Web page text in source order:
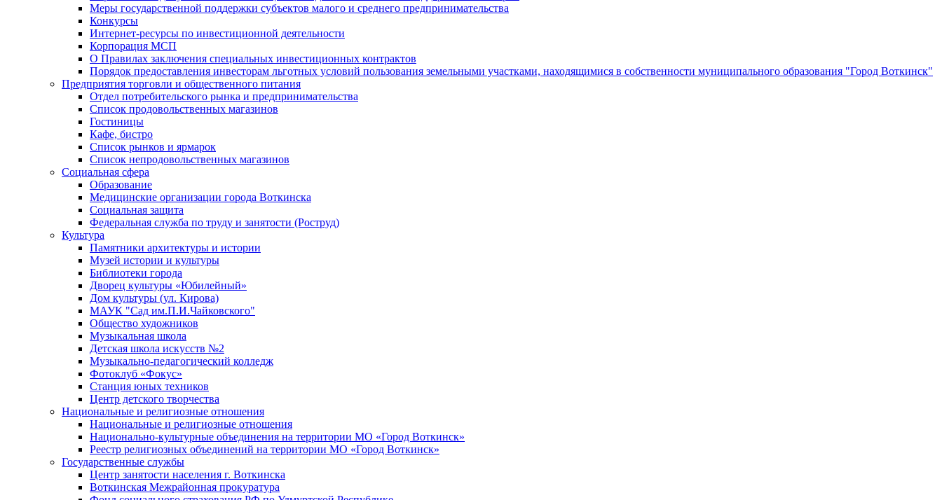
Меры государственной поддержки субъектов малого и среднего предпринимательства
Конкурсы
Интернет-ресурсы по инвестиционной деятельности
Корпорация МСП
О Правилах заключения специальных инвестиционных контрактов
Порядок предоставления инвесторам льготных условий пользования земельными участками, находящимися в собственности муниципального образования "Город Воткинск"
Предприятия торговли и общественного питания
Отдел потребительского рынка и предпринимательства
Список продовольственных магазинов
Гостиницы
Кафе, бистро
Cписок рынков и ярмарок
Список непродовольственных магазинов
Социальная сфера
Образование
Медицинские организации города Воткинска
Социальная защита
Федеральная служба по труду и занятости (Роструд)
Культура
Памятники архитектуры и истории
Музей истории и культуры
Библиотеки города
Дворец культуры «Юбилейный»
Дом культуры (ул. Кирова)
МАУК "Сад им.П.И.Чайковского"
Общество художников
Музыкальная школа
Детская школа искусств №2
Музыкально-педагогический колледж
Фотоклуб «Фокус»
Станция юных техников
Центр детского творчества
Национальные и религиозные отношения
Национальные и религиозные отношения
Национально-культурные объединения на территории МО «Город Воткинск»
Реестр религиозных объединений на территории МО «Город Воткинск»
Государственные службы
Центр занятости населения г. Воткинска
Воткинская Межрайонная прокуратура